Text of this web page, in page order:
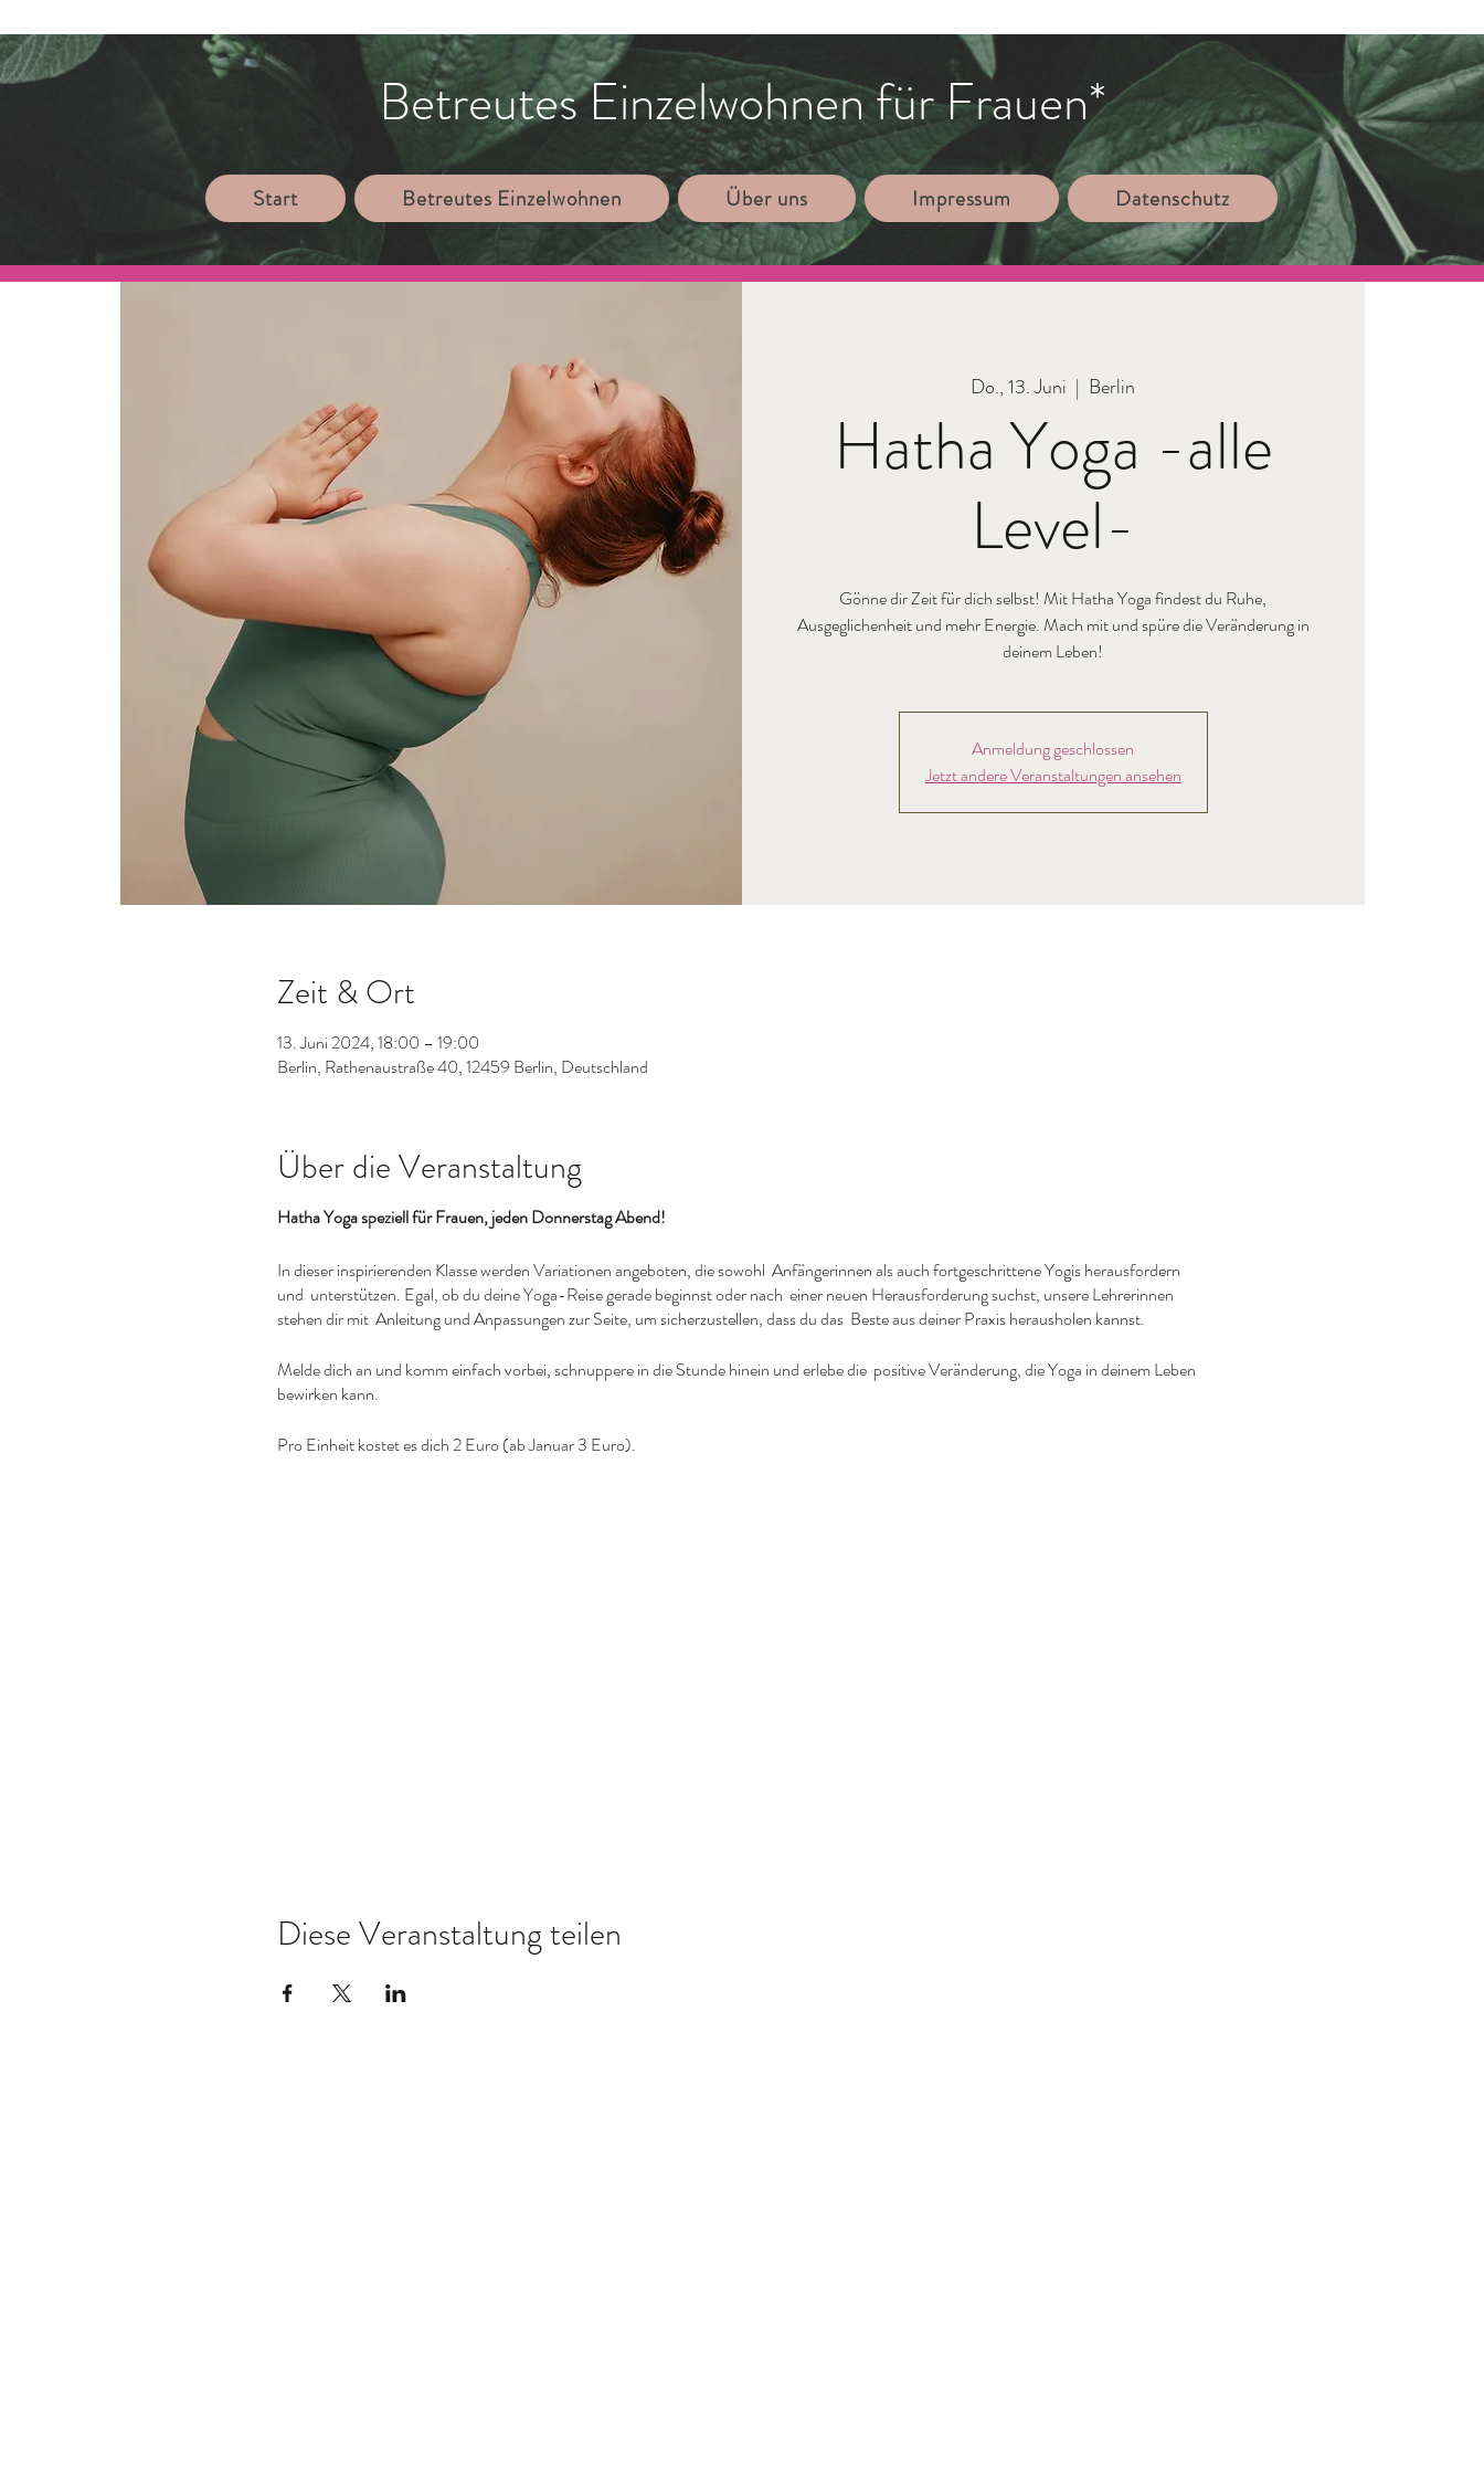
Betreutes Einzelwohnen für Frauen*
Start Betreutes Einzelwohnen Über uns Impressum Datenschutz
Do., 13. Juni
  |
Berlin
Hatha Yoga -alle
Level-
Gönne dir Zeit für dich selbst! Mit Hatha Yoga findest du Ruhe,
Ausgeglichenheit und mehr Energie. Mach mit und spüre die Veränderung in
deinem Leben!
Anmeldung geschlossen
Jetzt andere Veranstaltungen ansehen
Zeit & Ort
13. Juni 2024, 18:00 – 19:00
Berlin, Rathenaustraße 40, 12459 Berlin, Deutschland
Über die Veranstaltung
Hatha Yoga speziell für Frauen, jeden Donnerstag Abend!
In dieser inspirierenden Klasse werden Variationen angeboten, die sowohl Anfängerinnen als auch fortgeschrittene Yogis herausfordern
und unterstützen. Egal, ob du deine Yoga-Reise gerade beginnst oder nach einer neuen Herausforderung suchst, unsere Lehrerinnen
stehen dir mit Anleitung und Anpassungen zur Seite, um sicherzustellen, dass du das Beste aus deiner Praxis herausholen kannst.
Melde dich an und komm einfach vorbei, schnuppere in die Stunde hinein und erlebe die positive Veränderung, die Yoga in deinem Leben
bewirken kann.
Pro Einheit kostet es dich 2 Euro (ab Januar 3 Euro).
Diese Veranstaltung teilen